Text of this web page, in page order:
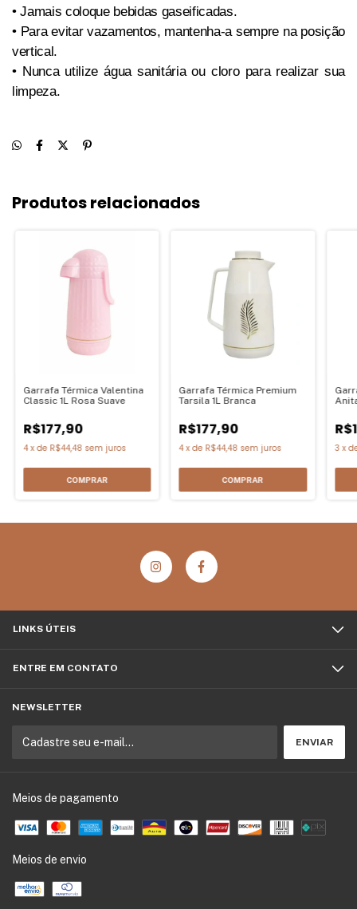
• Jamais coloque bebidas gaseificadas.
• Para evitar vazamentos, mantenha-a sempre na posição
vertical.
• Nunca utilize água sanitária ou cloro para realizar sua
limpeza.
Produtos relacionados
Garrafa Térmica Valentina
Classic 1L Rosa Suave
R$177,90
4 xde R$44,48 sem juros
Garrafa Térmica Premium
Tarsila 1L Branca
R$177,90
4 xde R$44,48 sem juros 3 x
LINKS ÚTEIS
ENTRE EM CONTATO
NEWSLETTER
Meios de pagamento
Meios de envio